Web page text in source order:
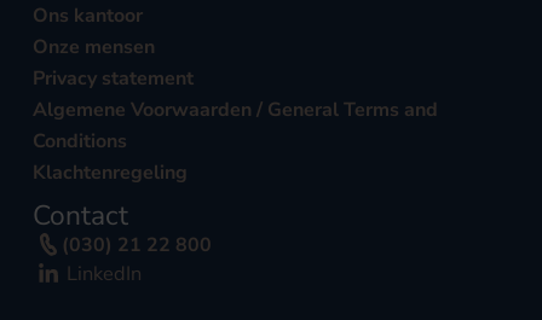
Ons kantoor
Onze mensen
Privacy statement
Algemene Voorwaarden / General Terms and
Conditions
Klachtenregeling
Contact
(030) 21 22 800
LinkedIn